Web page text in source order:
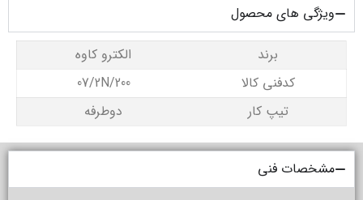
ویژگی های محصول
برند
الکترو کاوه
کدفنی کالا
07/2N/200
تیپ کار
دوطرفه
مشخصات فنی